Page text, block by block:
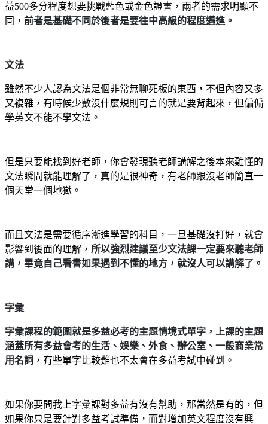
益500多分程度想要挑戰藍色或金色證書，兩者的需求明顯不
同， 前者是基礎不同於後者是要往中高級的程度邁進。
文法
雖然不少人認為文法是個非常無聊死板的東西，不但內容又多
又複雜，有時候少數沒什麼規則可言的就是要背起來，但偏偏
學英文不能不學文法。
但是只要能找到好老師，你會發現聽老師講解之後本來難懂的
文法瞬間就能理解了，真的是很神奇，有老師跟沒老師簡直一
個天堂一個地獄。
而且文法是需要循序漸進學習的科目，一旦基礎沒打好，就會
影響到後面的理解， 所以強烈建議至少文法課一定要來聽老師
講，畢竟自己看書如果遇到不懂的地方，就沒人可以講解了。
字彙
字彙課程的範圍就是多益必考的主題情境式單字，上課的主題
涵蓋所有多益會考的生活、娛樂、外食、辦公室、一般商業常
用名詞 ，有些單字比較難也不太會在多益考試中碰到。
如果你要問我上字彙課對多益有沒有幫助，那當然是有的，但
如果你只是要針對多益考試準備，而對增加英文程度沒有興